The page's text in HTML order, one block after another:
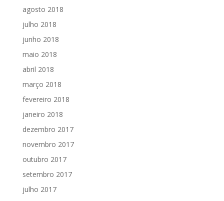
agosto 2018
julho 2018
junho 2018
maio 2018
abril 2018
março 2018
fevereiro 2018
janeiro 2018
dezembro 2017
novembro 2017
outubro 2017
setembro 2017
julho 2017